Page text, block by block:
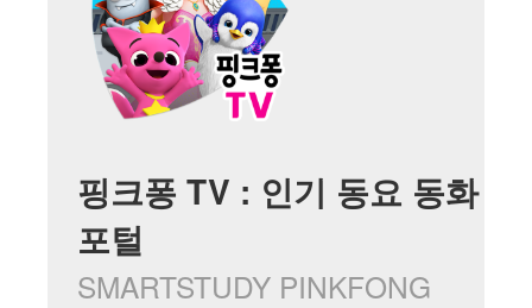
Watchfaces
Mehr
핑크퐁 TV : 인기 동요 동화
포털
SMARTSTUDY PINKFONG